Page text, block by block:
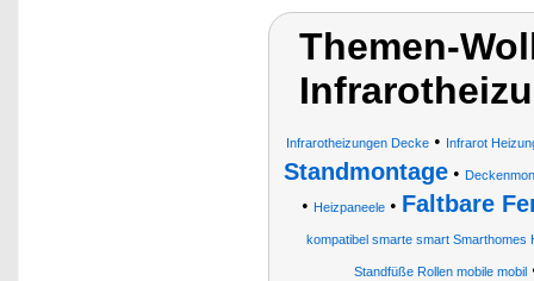
Themen-
Infrarotheizungen Decke• Infrarot
Standmontage•
• Heizpaneele• Faltbare
kompatibel smarte smart Smarthomes
Standfüße Rollen mobile mobil